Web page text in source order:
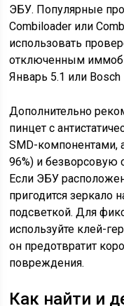
ЭБУ. Популярные
Combiloader или
использовать
отключенным
Январь 5.1 или
Дополнительно
пинцет с
SMD-компонентами,
96%) и безворсовую
Если ЭБУ
пригодится зеркало
подсветкой. Для
используйте клей-
он предотвратит
повреждения.
Как найти и